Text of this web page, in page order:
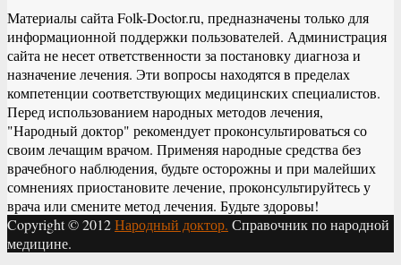
Материалы сайта Folk-Doctor.ru, предназначены только для
информационной поддержки пользователей. Администрация
сайта не несет ответственности за постановку диагноза и
назначение лечения. Эти вопросы находятся в пределах
компетенции соответствующих медицинских специалистов.
Перед использованием народных методов лечения,
"Народный доктор" рекомендует проконсультироваться со
своим лечащим врачом. Применяя народные средства без
врачебного наблюдения, будьте осторожны и при малейших
сомнениях приостановите лечение, проконсультируйтесь у
врача или смените метод лечения. Будьте здоровы!
Copyright © 2012Народный доктор. Справочник по народной
медицине.